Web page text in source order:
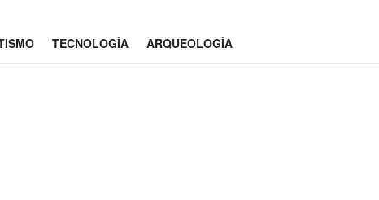
TECNOLOGÍA ARQUEOLOGÍA